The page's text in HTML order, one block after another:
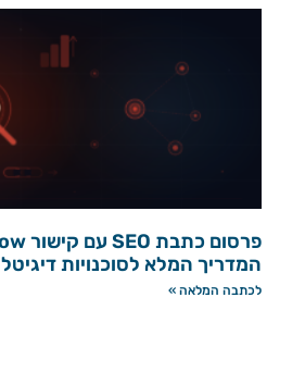
המדריך המלא לסוכנויות דיגיטל
לכתבה המלאה »